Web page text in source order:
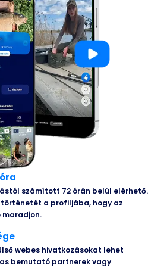
számított 72 órán belül elérhető.
a profiljába, hogy az
webes hivatkozásokat lehet
bemutató partnerek vagy